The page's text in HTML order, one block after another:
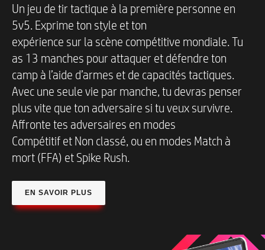
Un jeu de tir tactique à la première personne en
5v5. Exprime ton style et ton
expérience sur la scène compétitive mondiale. Tu
as 13 manches pour attaquer et défendre ton
camp à l’aide d’armes et de capacités tactiques.
Avec une seule vie par manche, tu devras penser
plus vite que ton adversaire si tu veux survivre.
Affronte tes adversaires en modes
Compétitif et Non classé, ou en modes Match à
mort (FFA) et Spike Rush.
EN SAVOIR PLUS